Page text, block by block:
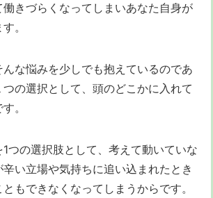
働きづらくなってしまいあなた自身が
。
んな悩みを少しでも抱えているのであ
の選択として、頭のどこかに入れて
。
つの選択肢として、考えて動いていな
い立場や気持ちに追い込まれたとき
もできなくなってしまうからです。